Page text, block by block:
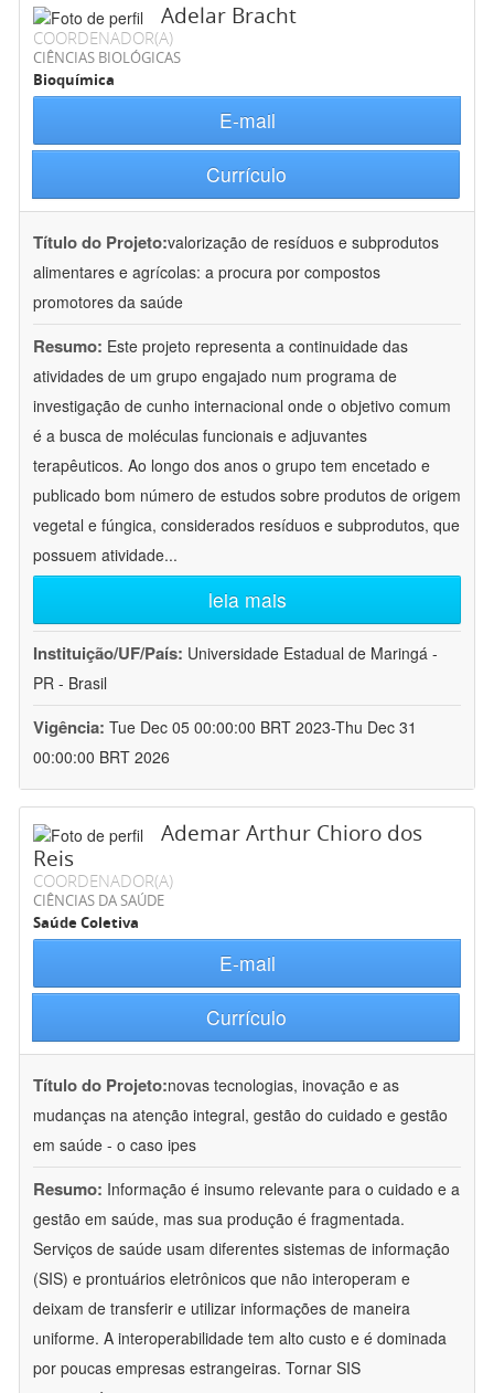
Adelar Bracht
COORDENADOR(A)
CIÊNCIAS BIOLÓGICAS
Bioquímica
E-mail
Currículo
Título do Projeto:valorização de resíduos e subprodutos
alimentares e agrícolas: a procura por compostos
promotores da saúde
Resumo: Este projeto representa a continuidade das
atividades de um grupo engajado num programa de
investigação de cunho internacional onde o objetivo comum
é a busca de moléculas funcionais e adjuvantes
terapêuticos. Ao longo dos anos o grupo tem encetado e
publicado bom número de estudos sobre produtos de origem
vegetal e fúngica, considerados resíduos e subprodutos, que
possuem atividade...
leia mais
Instituição/UF/País: Universidade Estadual de Maringá -
PR - Brasil
Vigência: Tue Dec 05 00:00:00 BRT 2023-Thu Dec 31
00:00:00 BRT 2026
Ademar Arthur Chioro dos
Reis
COORDENADOR(A)
CIÊNCIAS DA SAÚDE
Saúde Coletiva
E-mail
Currículo
Título do Projeto:novas tecnologias, inovação e as
mudanças na atenção integral, gestão do cuidado e gestão
em saúde - o caso ipes
Resumo: Informação é insumo relevante para o cuidado e a
gestão em saúde, mas sua produção é fragmentada.
Serviços de saúde usam diferentes sistemas de informação
(SIS) e prontuários eletrônicos que não interoperam e
deixam de transferir e utilizar informações de maneira
uniforme. A interoperabilidade tem alto custo e é dominada
por poucas empresas estrangeiras. Tornar SIS